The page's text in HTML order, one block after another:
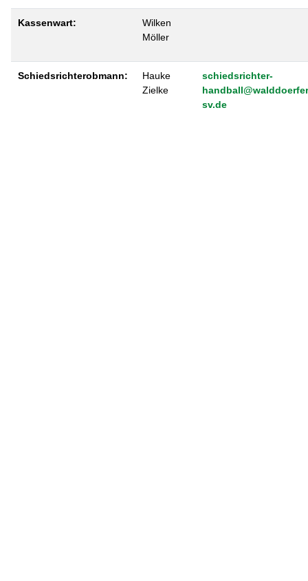
Kassenwart:
Wilken
Möller
Schiedsrichterobmann:
Hauke
Zielke
schiedsrichter-
sv.de